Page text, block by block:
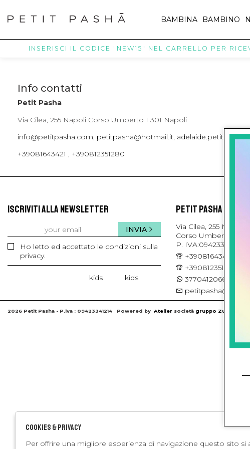
BAMBINA BAMBINO
INSERISCI IL CODICE "NEW15" NEL CARRELLO PER
Info contatti
Petit Pasha
Via Cilea, 255 Napoli Corso Umberto I 301 Napoli
info@petitpasha.com, petitpasha@hotmail.it,
+39081643421 , +390812351280
ISCRIVITI ALLA NEWSLETTER
Ho letto ed accettato le condizioni sulla
privacy.
INVIA
kids kids
PETIT PASHA
Via Cilea, 255 Napoli
Corso Umberto I 301
P. IVA:09423341214
+39081643421
+390812351280
3770412066 ,
2026 Petit Pasha - P.iva : 09423341214 Powered by Atelier società gruppo Zucchetti
Cookies & Privacy
Per offrire una migliore esperienza di navigazione questo sito